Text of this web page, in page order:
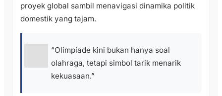
proyek global sambil menavigasi dinamika politik
domestik yang tajam.
“Olimpiade kini bukan hanya soal
olahraga, tetapi simbol tarik menarik
kekuasaan.”